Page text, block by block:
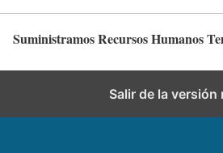
Suministramos Recursos Humanos
Salir de la versión